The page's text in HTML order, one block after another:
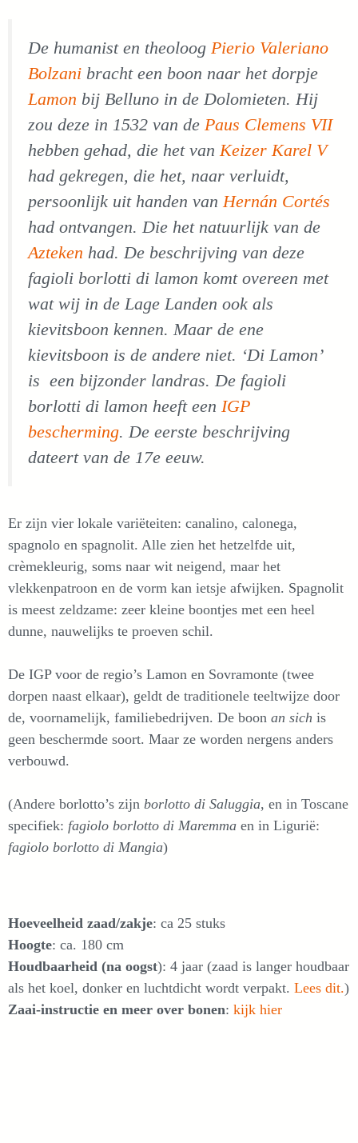
De humanist en theoloog Pierio Valeriano
Bolzani bracht een boon naar het dorpje
Lamon bij Belluno in de Dolomieten. Hij
zou deze in 1532 van de Paus Clemens VII
hebben gehad, die het vanKeizer Karel V
had gekregen, die het, naar verluidt,
persoonlijk uit handen vanHernán Cortés
had ontvangen. Die het natuurlijk van de
Azteken had. De beschrijving van deze
fagioli borlotti di lamon komt overeen met
wat wij in de Lage Landen ook als
kievitsboon kennen. Maar de ene
kievitsboon is de andere niet. ‘Di Lamon’
is een bijzonder landras. De fagioli
borlotti di lamon heeft een IGP
bescherming. De eerste beschrijving
dateert van de 17e eeuw.
Er zijn vier lokale variëteiten: canalino, calonega,
spagnolo en spagnolit. Alle zien het hetzelfde uit,
crèmekleurig, soms naar wit neigend, maar het
vlekkenpatroon en de vorm kan ietsje afwijken. Spagnolit
is meest zeldzame: zeer kleine boontjes met een heel
dunne, nauwelijks te proeven schil.
De IGP voor de regio’s Lamon en Sovramonte (twee
dorpen naast elkaar), geldt de traditionele teeltwijze door
de, voornamelijk, familiebedrijven. De boon an sich is
geen beschermde soort. Maar ze worden nergens anders
verbouwd.
(Andere borlotto’s zijn borlotto di Saluggia, en in Toscane
specifiek: fagiolo borlotto di Maremma en in Ligurië:
fagiolo borlotto di Mangia)
Hoeveelheid zaad/zakje: ca 25 stuks
Hoogte: ca. 180 cm
Houdbaarheid (na oogst): 4 jaar (zaad is langer houdbaar
als het koel, donker en luchtdicht wordt verpakt. Lees dit.)
Zaai-instructie en meer over bonen: kijk hier